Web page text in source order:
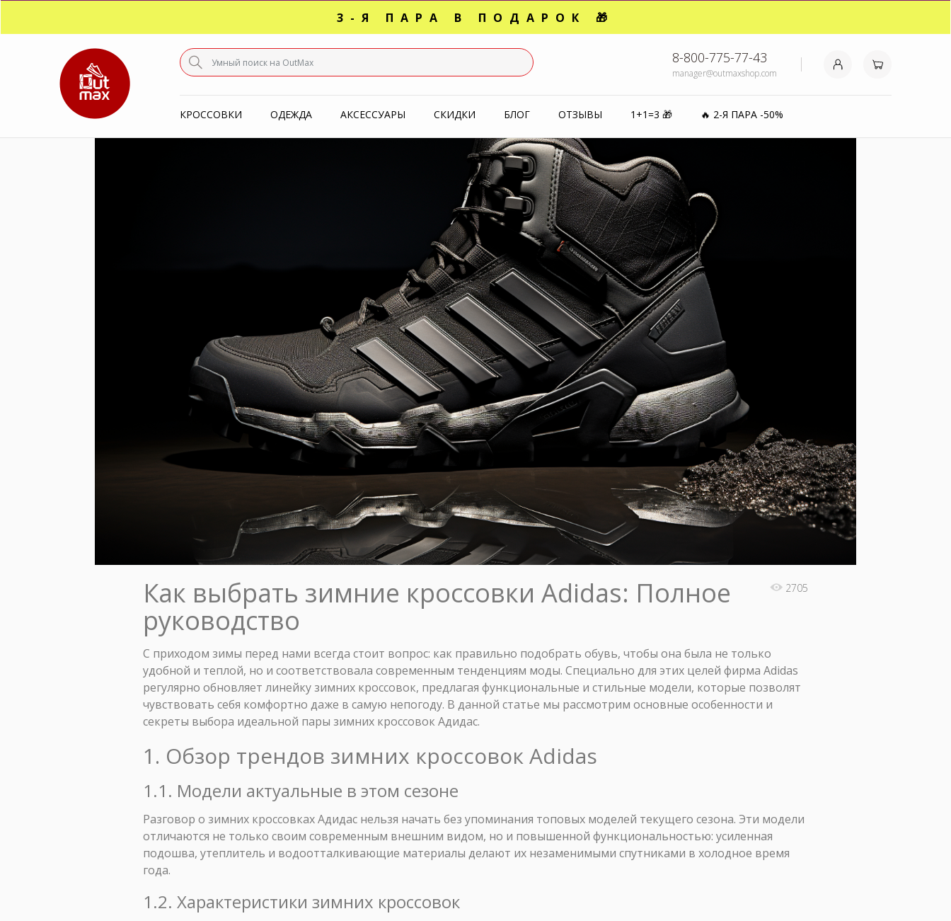
3-Я ПАРА В ПОДАРОК 🎁
ПОСЛЕДНИЕ РАЗМЕРЫ ОТ 1500₽⚡️ 8-800-775-77-43
manager@outmaxshop.com
КРОССОВКИ ОДЕЖДА АКСЕССУАРЫ СКИДКИ БЛОГ ОТЗЫВЫ 1+1=3 🎁 🔥 2-Я ПАРА -50%
Как выбрать зимние кроссовки Adidas: Полное
руководство
2705
С приходом зимы перед нами всегда стоит вопрос: как правильно подобрать обувь, чтобы она была не только
удобной и теплой, но и соответствовала современным тенденциям моды. Специально для этих целей фирма Adidas
регулярно обновляет линейку зимних кроссовок, предлагая функциональные и стильные модели, которые позволят
чувствовать себя комфортно даже в самую непогоду. В данной статье мы рассмотрим основные особенности и
секреты выбора идеальной пары зимних кроссовок Адидас.
1. Обзор трендов зимних кроссовок Adidas
1.1. Модели актуальные в этом сезоне
Разговор о зимних кроссовках Адидас нельзя начать без упоминания топовых моделей текущего сезона. Эти модели
отличаются не только своим современным внешним видом, но и повышенной функциональностью: усиленная
подошва, утеплитель и водоотталкивающие материалы делают их незаменимыми спутниками в холодное время
года.
1.2. Характеристики зимних кроссовок